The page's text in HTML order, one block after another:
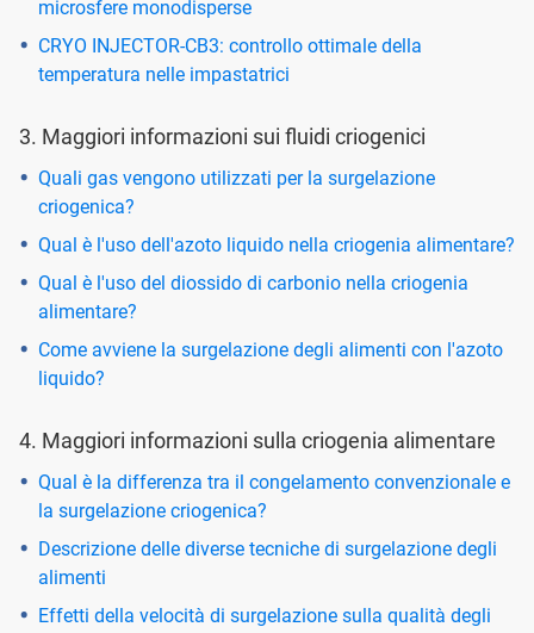
microsfere monodisperse
CRYO INJECTOR-CB3: controllo ottimale della
temperatura nelle impastatrici
3. Maggiori informazioni sui fluidi criogenici
Quali gas vengono utilizzati per la surgelazione
criogenica?
Qual è l'uso dell'azoto liquido nella criogenia alimentare?
Qual è l'uso del diossido di carbonio nella criogenia
alimentare?
Come avviene la surgelazione degli alimenti con l'azoto
liquido?
4. Maggiori informazioni sulla criogenia alimentare
Qual è la differenza tra il congelamento convenzionale e
la surgelazione criogenica?
Descrizione delle diverse tecniche di surgelazione degli
alimenti
Effetti della velocità di surgelazione sulla qualità degli